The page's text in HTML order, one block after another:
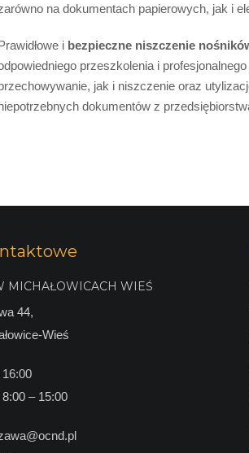
na dokumentach papierowych, jak i
i bezpieczne niszczenie
przeszkolenia i
jak i niszczenie oraz
dokumentów z
MICHAŁOWICACH WIEŚ
44,
Wieś
– 15:00